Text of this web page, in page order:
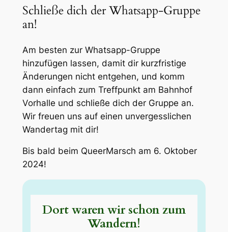
Schließe dich der Whatsapp-Gruppe
an!
Am besten zur Whatsapp-Gruppe
hinzufügen lassen, damit dir kurzfristige
Änderungen nicht entgehen, und komm
dann einfach zum Treffpunkt am Bahnhof
Vorhalle und schließe dich der Gruppe an.
Wir freuen uns auf einen unvergesslichen
Wandertag mit dir!
Bis bald beim QueerMarsch am 6. Oktober
2024!
Dort waren wir schon zum
Wandern!